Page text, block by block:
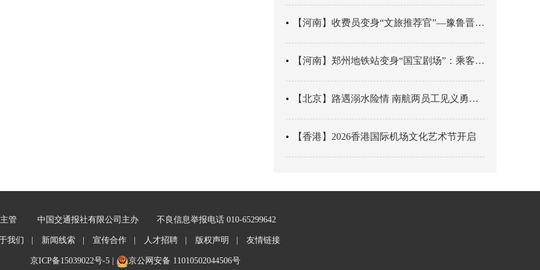
【河南】收费员变身“文旅推荐官”—豫鲁晋四地市交旅融合让游客一下高速就“入戏”
【河南】郑州地铁站变身“国宝剧场”：乘客刚出车厢，就“入戏”千年
【北京】路遇溺水险情 南航两员工见义勇为科学施救
【香港】2026香港国际机场文化艺术节开启
管 中国交通报社有限公司主办 不良信息举报电话 010-65299642
我们 | 新闻线索 | 宣传合作 | 人才招聘 | 版权声明 | 友情链接
京ICP备15039022号-5| 京公网安备 11010502044506号